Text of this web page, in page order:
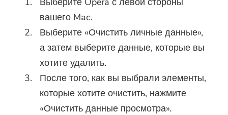
вашего Mac.
Выберите «Очистить личные данные»,
а затем выберите данные, которые вы
хотите удалить.
После того, как вы выбрали элементы,
которые хотите очистить, нажмите
«Очистить данные просмотра».
Вы можете ввести свой адрес
получить ссылку для
скачивания и код купона. Если
вы хотите купить программное
обеспечение, пожалуйста,
нажмитемагазин.